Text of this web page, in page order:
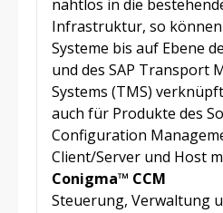
nahtlos in die
Infrastruktur, so
Systeme bis auf Ebene
und des SAP Transport
Systems (TMS)
auch für Produkte des
Configuration
Client/Server und Host
Conigma™ CCM
Steuerung, Verwaltung